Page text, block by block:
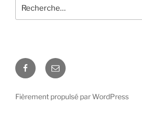
pour
Facebook
E-
mail
Fièrement propulsé par WordPress